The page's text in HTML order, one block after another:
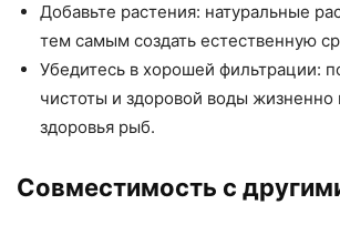
Добавьте растения: натуральные
тем самым создать естественную
Убедитесь в хорошей фильтрации:
чистоты и здоровой воды жизненно
здоровья рыб.
Совместимость с